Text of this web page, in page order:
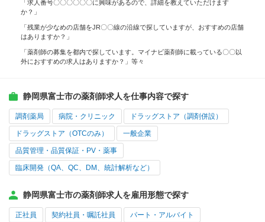
「求人番号〇〇〇〇〇〇に興味があるので、詳細を教えていただけます
か？」
「残業が少なめの店舗をJR〇〇線の沿線で探していますが、おすすめの店舗
はありますか？」
「薬剤師の募集を都内で探しています。マイナビ薬剤師に載っている〇〇以
外におすすめの求人はありますか？」等々
静岡県富士市の薬剤師求人を仕事内容で探す
調剤薬局 病院・クリニック ドラッグストア（調剤併設）
ドラッグストア（OTCのみ） 一般企業
品質管理・品質保証・PV・薬事
臨床開発（QA、QC、DM、統計解析など）
静岡県富士市の薬剤師求人を雇用形態で探す
正社員 契約社員・嘱託社員 パート・アルバイト